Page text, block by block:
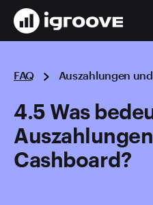
FAQ Auszahlungen
4.5 Was
Cashboard?